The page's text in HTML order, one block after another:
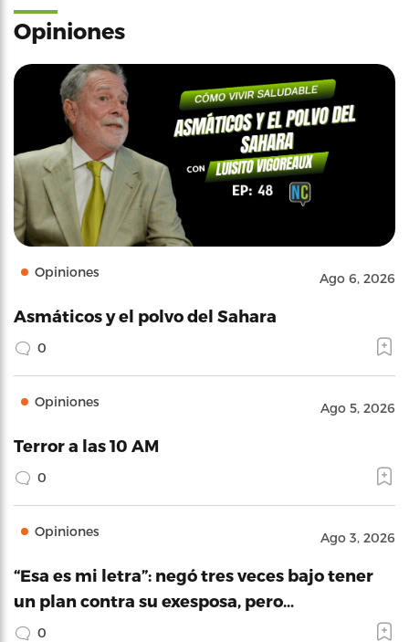
Opiniones
Opiniones Ago 6, 2026
Asmáticos y el polvo del Sahara
0
Opiniones Ago 5, 2026
Terror a las 10 AM
0
Opiniones Ago 3, 2026
“Esa es mi letra”: negó tres veces bajo tener
un plan contra su exesposa, pero…
0